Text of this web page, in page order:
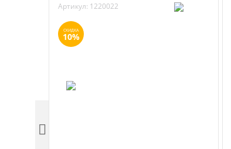
Артикул: 1220022
СКИДКА
10%
